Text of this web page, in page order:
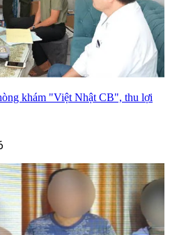
khám "Việt Nhật CB", thu lợi